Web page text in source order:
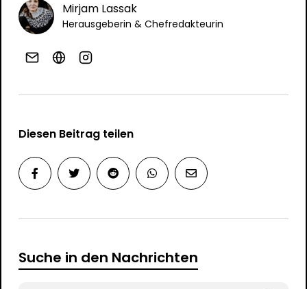
Mirjam Lassak
Herausgeberin & Chefredakteurin
Diesen Beitrag teilen
Suche in den Nachrichten